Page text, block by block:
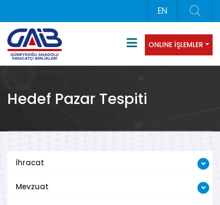
EN
ONLINE İŞLEMLER
Hedef Pazar Tespiti
İhracat
Mevzuat